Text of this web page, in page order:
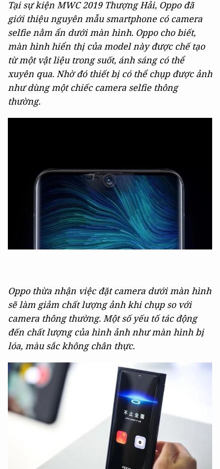
Tại sự kiện MWC 2019 Thượng Hải, Oppo đã
giới thiệu nguyên mẫu smartphone có camera
selfie nằm ẩn dưới màn hình. Oppo cho biết,
màn hình hiển thị của model này được chế tạo
từ một vật liệu trong suốt, ánh sáng có thể
xuyên qua. Nhờ đó thiết bị có thể chụp được ảnh
như dùng một chiếc camera selfie thông
thường.
Oppo thừa nhận việc đặt camera dưới màn hình
sẽ làm giảm chất lượng ảnh khi chụp so với
camera thông thường. Một số yếu tố tác động
đến chất lượng của hình ảnh như màn hình bị
lóa, màu sắc không chân thực.